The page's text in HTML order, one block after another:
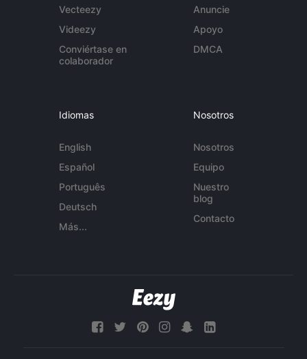
Vecteezy
Videezy
Conviértase en
colaborador
Anuncie
Apoyo
DMCA
Idiomas
English
Español
Português
Deutsch
Más...
Nosotros
Nosotros
Equipo
Nuestro
blog
Contacto